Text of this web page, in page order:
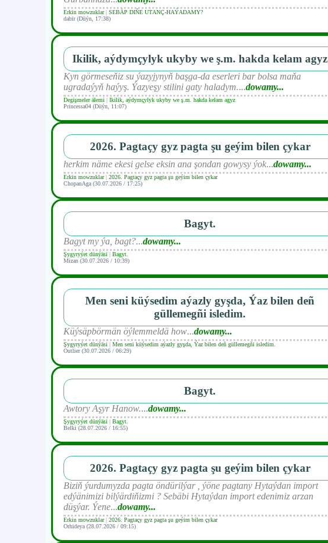
Erkin mowzuklar| SEBÄP DIŇE UTАNÇ-HАÝADАMY?
dabir (Düýn, 17:38)
Ikilik, aýdymçylyk ukyby we ş.m. hakda kelam agyz
Kyn görmeseňiz su ýazyjynyň başga-da eserleri bar bolsa maňa
ugradaýyň haýyş. Ýazyeşy stilini gaty haladym....dowamy...
Degişmeler älemi | Ikilik, aýdymçylyk ukyby we ş.m. hakda kelam agyz
Princessa04 (Düýn, 11:07)
2026. Pagtaçy gyz pagta şu geýim bilen çykar
herkim näme ekesi gelse eksin ana şondan gowysy ýok...dowamy...
Erkin mowzuklar| 2026. Pagtaçy gyz pagta şu geýim bilen çykar
ChopanAga (30.07.2026 / 17:25)
Bagyt.
Bagyt my ýa, bagt?...dowamy...
Şygyryýet dünýäsi | Bagyt.
Mizan (30.07.2026 / 10:39)
Men seni küýsedim aýazly gyşda, Ýaz bilen deñ
güllemegñi isledim.
Küýsäpbörmän öýlemmeldä how...dowamy...
Şygyryýet dünýäsi | Men seni küýsedim aýazly gyşda, Ýaz bilen deñ güllemegñi isledim.
Outlier (30.07.2026 / 06:29)
Bagyt.
Awtory Aşyr Hanow....dowamy...
Şygyryýet dünýäsi | Bagyt.
Belki (28.07.2026 / 16:55)
2026. Pagtaçy gyz pagta şu geýim bilen çykar
Biziň ýurdumyzda pagta öndürilýar , ýöne pagtany Hytaýdan import
edýänimizi bilýärdiňizmi ? Sebäbi Hytaýdan import edenimiz arzan
düşýar. Ýene...dowamy...
Erkin mowzuklar| 2026. Pagtaçy gyz pagta şu geýim bilen çykar
Orhideya (28.07.2026 / 09:15)